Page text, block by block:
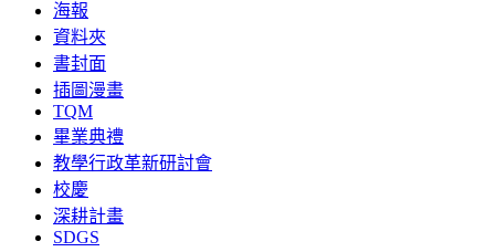
海報
資料夾
書封面
插圖漫畫
TQM
畢業典禮
教學行政革新研討會
校慶
深耕計畫
SDGS